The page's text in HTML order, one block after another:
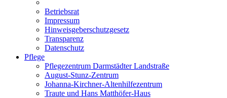
Betriebsrat
Impressum
Hinweisgeberschutzgesetz
Transparenz
Datenschutz
Pflege
Pflegezentrum Darmstädter Landstraße
August-Stunz-Zentrum
Johanna-Kirchner-Altenhilfezentrum
Traute und Hans Matthöfer-Haus